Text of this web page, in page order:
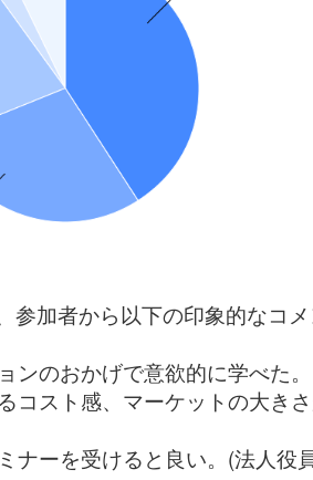
参加者から以下の印象的なコ
ンのおかげで意欲的に学べた。
コスト感、マーケットの大き
ナーを受けると良い。(法人役